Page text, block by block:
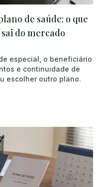
de saúde: o que
do mercado
especial, o beneficiário
e continuidade de
escolher outro plano.